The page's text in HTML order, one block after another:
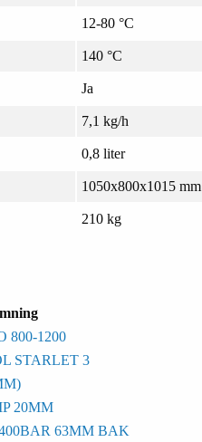
12-80 °C
140 °C
Ja
7,1 kg/h
0,8 liter
1050x800x1015 mm
210 kg
800-1200
STARLET 3
20MM
63MM BAK